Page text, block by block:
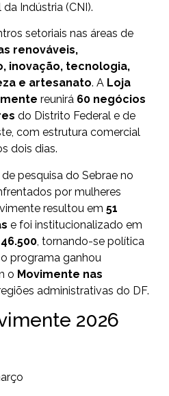
Indústria (CNI).
setoriais nas áreas de
renováveis,
inovação, tecnologia,
e artesanato. A Loja
reunirá 60 negócios
do Distrito Federal e de
com estrutura comercial
dois dias.
pesquisa do Sebrae no
por mulheres
resultou em 51
e foi institucionalizado em
, tornando-se política
o programa ganhou
o Movimente nas
administrativas do DF.
2026